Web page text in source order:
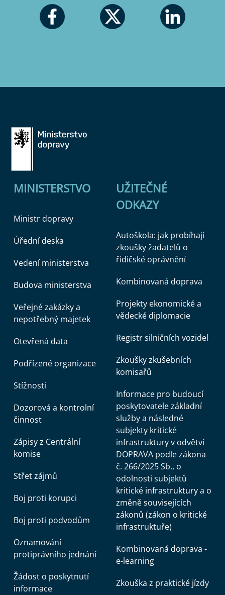
MINISTERSTVO
Ministr dopravy
Úřední deska
Vedení ministerstva
Budova ministerstva
Veřejné zakázky a
nepotřebný majetek
Otevřená data
Podřízené organizace
Stížnosti
Dozorová a kontrolní
činnost
Zápisy z Centrální
komise
Střet zájmů
Boj proti korupci
Boj proti podvodům
Oznamování
protiprávního jednání
Žádost o poskytnutí
informace
UŽITEČNÉ
ODKAZY
Autoškola: jak probíhají
zkoušky žadatelů o
řidičské oprávnění
Kombinovaná doprava
Projekty ekonomické a
vědecké diplomacie
Registr silničních vozidel
Zkoušky zkušebních
komisařů
Informace pro budoucí
poskytovatele základní
služby a následné
subjekty kritické
infrastruktury v odvětví
DOPRAVA podle zákona
č. 266/2025 Sb., o
odolnosti subjektů
kritické infrastruktury a o
změně souvisejících
zákonů (zákon o kritické
infrastruktuře)
Kombinovaná doprava -
e-learning
Zkouška z praktické jízdy